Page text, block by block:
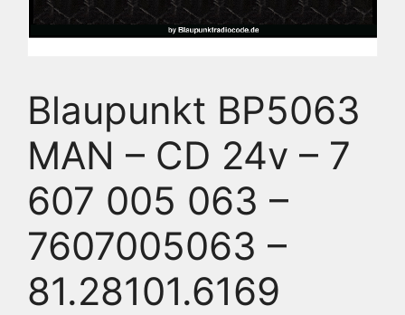
Blaupunkt BP5063
MAN – CD 24v – 7
607 005 063 –
7607005063 –
81.28101.6169